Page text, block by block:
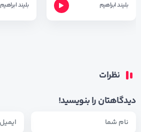
بلیند ابراهیم بلیند ابراهیم
نظرات
دیدگاهتان را بنویسید!